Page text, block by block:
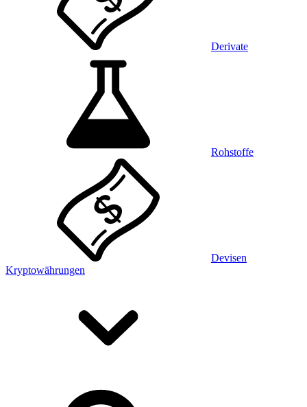
Derivate
Rohstoffe
Devisen
Kryptowährungen